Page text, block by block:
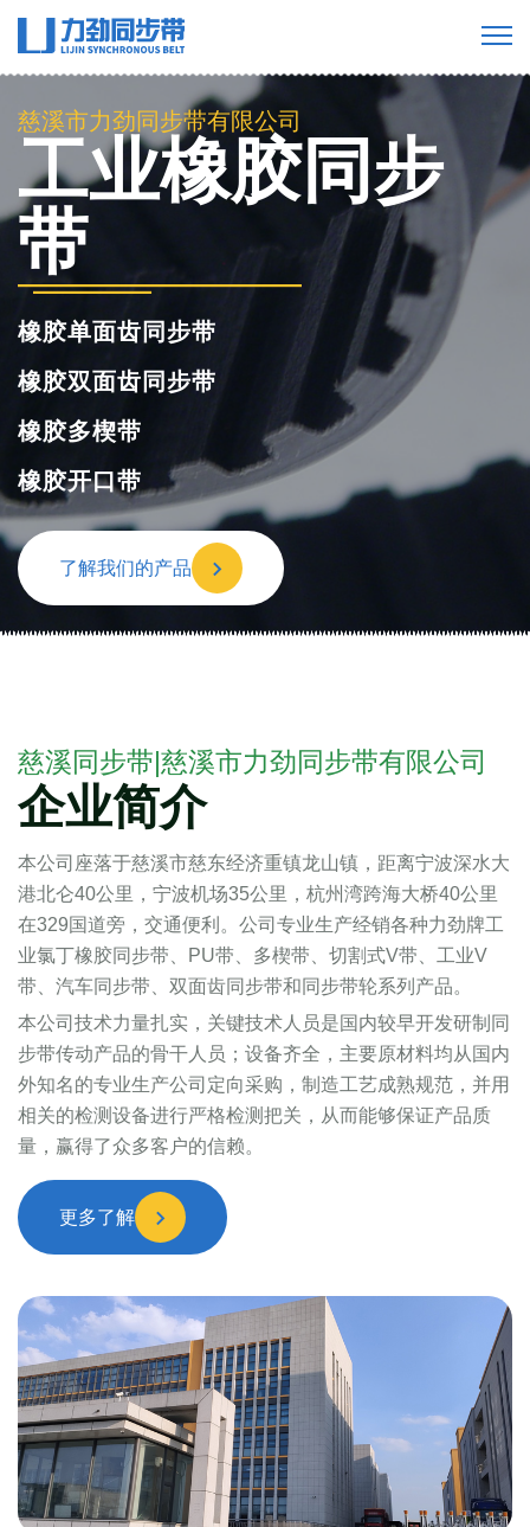
慈溪市力劲同步带有限公司
工业橡胶同步
带
橡胶单面齿同步带
橡胶双面齿同步带
橡胶多楔带
橡胶开口带
了解我们的产品
慈溪同步带|慈溪市力劲同步带有限公司
企业简介
本公司座落于慈溪市慈东经济重镇龙山镇，距离宁波深水大
港北仑40公里，宁波机场35公里，杭州湾跨海大桥40公里
在329国道旁，交通便利。公司专业生产经销各种力劲牌工
业氯丁橡胶同步带、PU带、多楔带、切割式V带、工业V
带、汽车同步带、双面齿同步带和同步带轮系列产品。
本公司技术力量扎实，关键技术人员是国内较早开发研制同
步带传动产品的骨干人员；设备齐全，主要原材料均从国内
外知名的专业生产公司定向采购，制造工艺成熟规范，并用
相关的检测设备进行严格检测把关，从而能够保证产品质
量，赢得了众多客户的信赖。
更多了解